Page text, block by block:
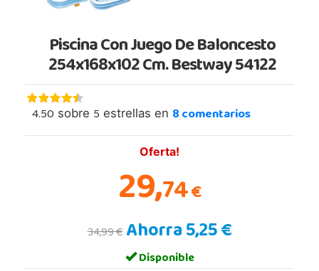
Piscina Con Juego De Baloncesto
254x168x102 Cm. Bestway 54122
4.50 sobre 5 estrellas en 8comentarios
Oferta!
29,74€
34,99 €Ahorra 5,25 €
Disponible